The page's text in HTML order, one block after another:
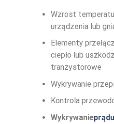
Wzrost
urządzenia lub
Elementy
ciepło lub
tranzystorowe
Wykrywanie
Kontrola
Wykrywanie